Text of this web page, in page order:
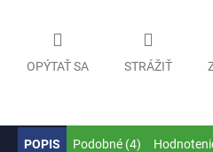
OPÝTAŤ SA STRÁŽIŤ
POPIS Podobné (4)